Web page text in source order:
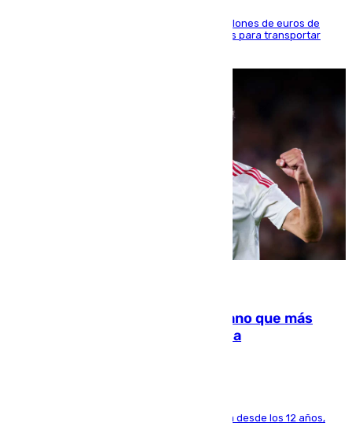
La organización habría obtenido más de 24 millones de euros de
beneficio y utilizaba las mismas embarcaciones para transportar
Juanlu Sánchez, el sexto canterano que más
dinero deja en las arcas del Sevilla
El lateral de Montequinto, formado en el Sevilla desde los 12 años,